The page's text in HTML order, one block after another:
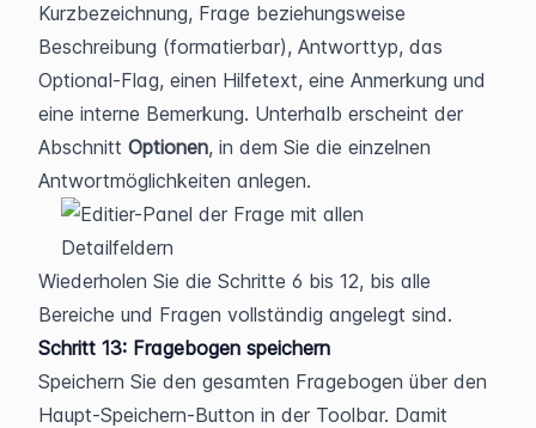
Kurzbezeichnung, Frage beziehungsweise
Beschreibung (formatierbar), Antworttyp, das
Optional-Flag, einen Hilfetext, eine Anmerkung und
eine interne Bemerkung. Unterhalb erscheint der
Abschnitt Optionen, in dem Sie die einzelnen
Antwortmöglichkeiten anlegen.
Wiederholen Sie die Schritte 6 bis 12, bis alle
Bereiche und Fragen vollständig angelegt sind.
Schritt 13: Fragebogen speichern
Speichern Sie den gesamten Fragebogen über den
Haupt-Speichern-Button in der Toolbar. Damit